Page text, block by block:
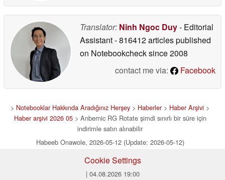
Translator: Ninh Ngoc Duy- Editorial
Assistant- 816412 articles published
on Notebookchecksince 2008
contact me via:
Facebook
> Notebooklar Hakkında Aradığınız Herşey > Haberler> Haber Arşivi >
Haber arşivi 2026 05> Anbernic RG Rotate şimdi sınırlı bir süre için
indirimle satın alınabilir
Habeeb Onawole, 2026-05-12 (Update: 2026-05-12)
Cookie Settings
| 04.08.2026 19:00